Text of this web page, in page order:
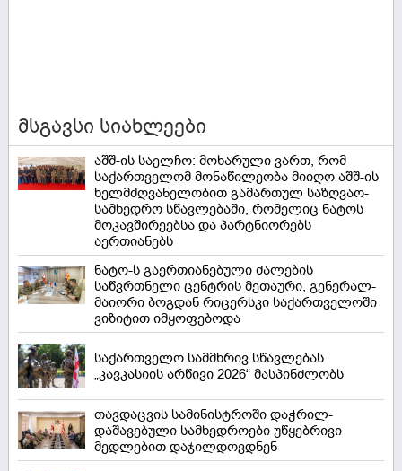
მსგავსი სიახლეები
აშშ-ის საელჩო: მოხარული ვართ, რომ
საქართველომ მონაწილეობა მიიღო აშშ-ის
ხელმძღვანელობით გამართულ საზღვაო-
სამხედრო სწავლებაში, რომელიც ნატოს
მოკავშირეებსა და პარტნიორებს
აერთიანებს
ნატო-ს გაერთიანებული ძალების
საწვრთნელი ცენტრის მეთაური, გენერალ-
მაიორი ბოგდან რიცერსკი საქართველოში
ვიზიტით იმყოფებოდა
საქართველო სამმხრივ სწავლებას
„კავკასიის არწივი 2026“ მასპინძლობს
თავდაცვის სამინისტროში დაჭრილ-
დაშავებული სამხედროები უწყებრივი
მედლებით დაჯილდოვდნენ